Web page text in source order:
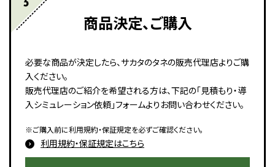
商品決定、ご購入
必要な商品が決定したら、サカタのタネの販売代理店よりご購
入ください。
販売代理店のご紹介を希望される方は、下記の「見積もり・導
入シミュレーション依頼」フォームよりお問い合わせください。
※ご購入前に利用規約・保証規定を必ずご確認ください。
利用規約・保証規定はこちら